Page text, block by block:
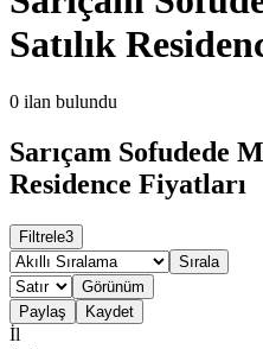
Satılık
0 ilan bulundu
Sarıçam Sofudede
Residence Fiyatları
Filtrele3
Sırala
Görünüm
Paylaş
Kaydet
İl